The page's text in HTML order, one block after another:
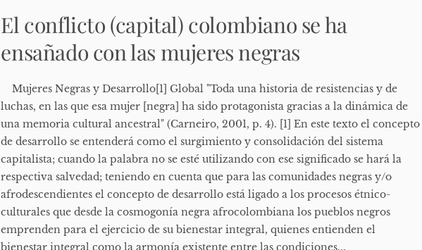
El conflicto (capital) colombiano se ha
ensañado con las mujeres negras
Mujeres Negras y Desarrollo[1] Global "Toda una historia de resistencias y de
luchas, en las que esa mujer [negra] ha sido protagonista gracias a la dinámica de
una memoria cultural ancestral" (Carneiro, 2001, p. 4). [1] En este texto el concepto
de desarrollo se entenderá como el surgimiento y consolidación del sistema
capitalista; cuando la palabra no se esté utilizando con ese significado se hará la
respectiva salvedad; teniendo en cuenta que para las comunidades negras y/o
afrodescendientes el concepto de desarrollo está ligado a los procesos étnico-
culturales que desde la cosmogonía negra afrocolombiana los pueblos negros
emprenden para el ejercicio de su bienestar integral, quienes entienden el
bienestar integral como la armonía existente entre las condiciones...